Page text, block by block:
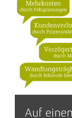
Auf